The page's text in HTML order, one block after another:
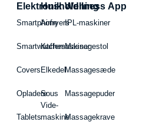
Elektronik
Smartphone
Smartwatches
Covers
Opladere
Tablets
Husholdning
Airfryers
Kaffemaskiner
Elkedel
Sous
Vide-
maskine
Wellness App
IPL-maskiner
Massagestol
Massagesæde
Massagepuder
Massagekrave